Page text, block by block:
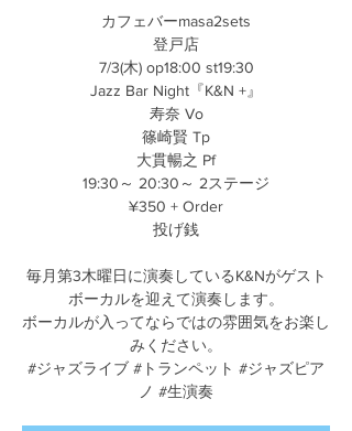
カフェバーmasa2sets
登戸店
7/3(木) op18:00 st19:30
Jazz Bar Night『K&N +』
寿奈 Vo
篠崎賢 Tp
大貫暢之 Pf
19:30～ 20:30～ 2ステージ
¥350 + Order
投げ銭
毎月第3木曜日に演奏しているK&Nがゲスト
ボーカルを迎えて演奏します。
ボーカルが入ってならではの雰囲気をお楽し
みください。
#ジャズライブ #トランペット #ジャズピア
ノ #生演奏